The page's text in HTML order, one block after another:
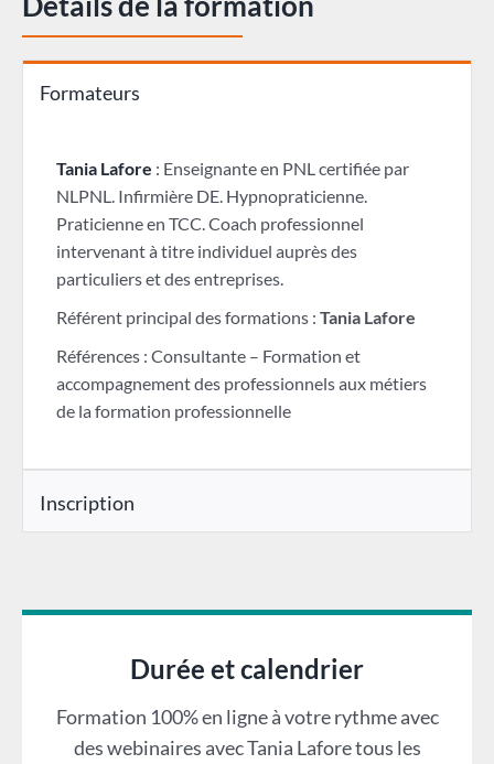
Formateurs
Tania Lafore : Enseignante en PNL certifiée par
NLPNL. Infirmière DE. Hypnopraticienne.
Praticienne en TCC. Coach professionnel
intervenant à titre individuel auprès des
particuliers et des entreprises.
Référent principal des formations : Tania Lafore
Références : Consultante – Formation et
accompagnement des professionnels aux métiers
de la formation professionnelle
Inscription
Durée et calendrier
Formation 100% en ligne à votre rythme avec
des webinaires avec Tania Lafore tous les